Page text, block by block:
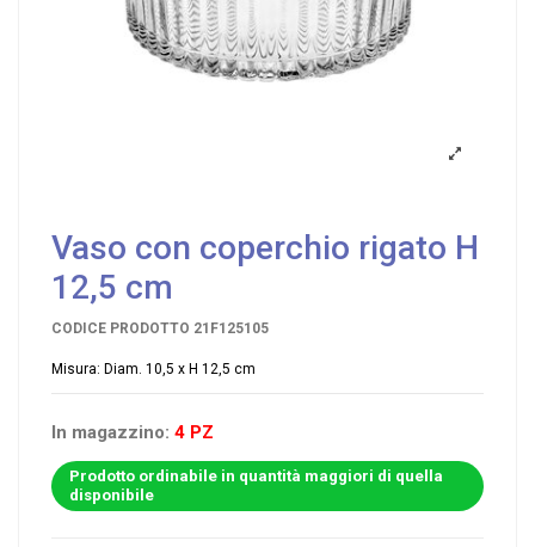
Vaso con coperchio rigato H
12,5 cm
CODICE PRODOTTO 21F125105
Misura: Diam. 10,5 x H 12,5 cm
In magazzino: 4 PZ
Prodotto ordinabile in quantità maggiori di quella
disponibile